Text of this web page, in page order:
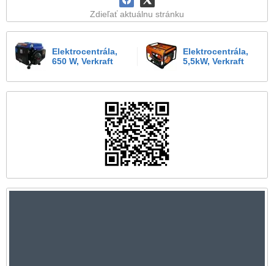
Zdieľať aktuálnu stránku
Elektrocentrála,
650 W, Verkraft
Elektrocentrála,
5,5kW, Verkraft